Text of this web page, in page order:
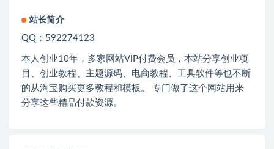
站长简介
QQ：592274123
本人创业10年，多家网站VIP付费会员，本站分享创业项
目、创业教程、主题源码、电商教程、工具软件等也不断
的从淘宝购买更多教程和模板。 专门做了这个网站用来
分享这些精品付款资源。